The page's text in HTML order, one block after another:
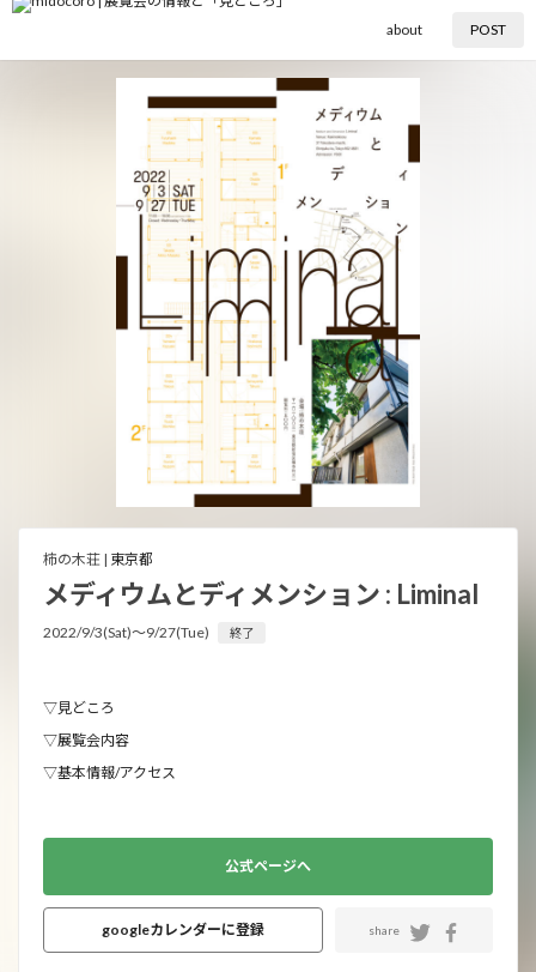
about POST
柿の木荘 | 東京都
メディウムとディメンション : Liminal
2022/9/3(Sat)〜9/27(Tue) 終了
▽見どころ
▽展覧会内容
▽基本情報/アクセス
公式ページへ
googleカレンダーに登録 share